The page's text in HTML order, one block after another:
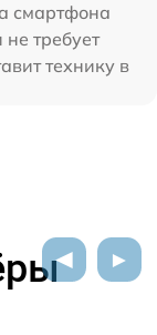
смартфона
требует
технику в